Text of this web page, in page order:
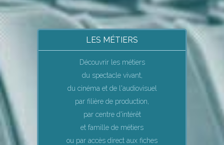
LES MÉTIERS
Découvrir les métiers
du spectacle vivant,
du cinéma et de l'audiovisuel
par filière de production,
par centre d'intérêt
et famille de métiers
ou par accès direct aux fiches